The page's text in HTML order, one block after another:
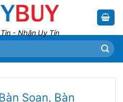
- Nhận Uy Tín
Soạn, Bàn